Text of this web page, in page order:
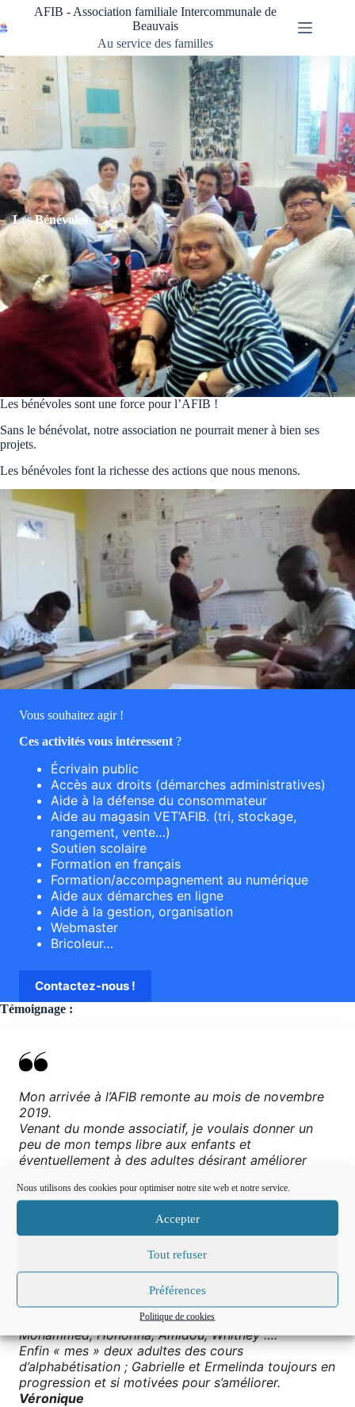
Nous utilisons des cookies pour optimiser notre site web et notre service.
Accepter
Tout refuser
Préférences
Politique de cookies
au
contenu
AFIB - Association familiale Intercommunale de
Beauvais
Au service des familles
Les Bénévoles
Les bénévoles sont une force pour l’AFIB !
Sans le bénévolat, notre association ne pourrait mener à bien ses
projets.
Les bénévoles font la richesse des actions que nous menons.
Vous souhaitez agir !
Ces activités vous intéressent ?
Écrivain public
Accès aux droits (démarches administratives)
Aide à la défense du consommateur
Aide au magasin VET’AFIB. (tri, stockage,
rangement, vente…)
Soutien scolaire
Formation en français
Formation/accompagnement au numérique
Aide aux démarches en ligne
Aide à la gestion, organisation
Webmaster
Bricoleur…
Contactez-nous !
Témoignage :
Mon arrivée à l’AFIB remonte au mois de novembre
2019.
Venant du monde associatif, je voulais donner un
peu de mon temps libre aux enfants et
éventuellement à des adultes désirant améliorer
Traversant comme tout le monde une période de
social, je tenais à remercier toutes les personnes
que j’ai rencontrées à l’AFIB ;
Aussi bien à l’accueil ; Estelle, Chloé et Pauline, Bien
sûr mes deux référentes : Marie José et Dominique,
je n’oublie pas Megane qui m’avait offert un café
dans la cuisine,
Et aussi mes élèves du Soutien Scolaire ; Raya,
Mohammed, Honorina, Amidou, Whitney ….
Enfin « mes » deux adultes des cours
d’alphabétisation ; Gabrielle et Ermelinda toujours en
progression et si motivées pour s’améliorer.
Véronique